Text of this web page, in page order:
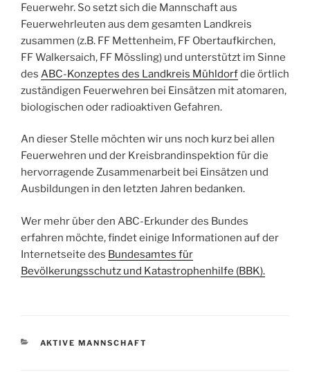
Feuerwehr. So setzt sich die Mannschaft aus
Feuerwehrleuten aus dem gesamten Landkreis
zusammen (z.B. FF Mettenheim, FF Obertaufkirchen,
FF Walkersaich, FF Mössling) und unterstützt im Sinne
des ABC-Konzeptes des Landkreis Mühldorfdie örtlich
zuständigen Feuerwehren bei Einsätzen mit atomaren,
biologischen oder radioaktiven Gefahren.
An dieser Stelle möchten wir uns noch kurz bei allen
Feuerwehren und der Kreisbrandinspektion für die
hervorragende Zusammenarbeit bei Einsätzen und
Ausbildungen in den letzten Jahren bedanken.
Wer mehr über den ABC-Erkunder des Bundes
erfahren möchte, findet einige Informationen auf der
Internetseite des Bundesamtes für
Bevölkerungsschutz und Katastrophenhilfe (BBK).
KATEGORIEN
AKTIVE MANNSCHAFT